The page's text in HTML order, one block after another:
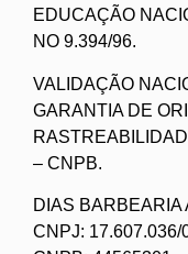
EDUCAÇÃO
NO 9.394/96.
VALIDAÇÃO
GARANTIA DE
– CNPB.
DIAS BARBEARIA
CNPJ: 17.607.036/